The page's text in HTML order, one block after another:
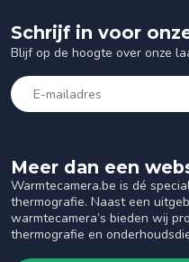
Meer dan een
Warmtecamera.be is dé
thermografie. Naast een
warmtecamera’s bieden wij
thermografie en
Schrijf in voor
Blijf op de hoogte over onze